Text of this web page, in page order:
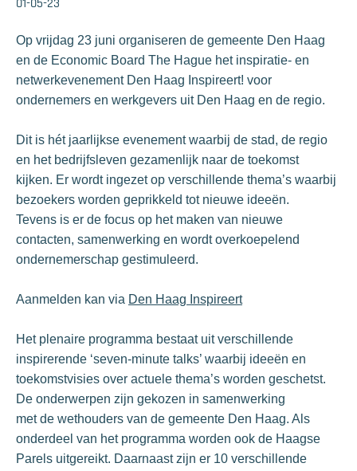
01-05-23
Op vrijdag 23 juni organiseren de gemeente Den Haag
en de Economic Board The Hague het inspiratie- en
netwerkevenement Den Haag Inspireert! voor
ondernemers en werkgevers uit Den Haag en de regio.
Dit is hét jaarlijkse evenement waarbij de stad, de regio
en het bedrijfsleven gezamenlijk naar de toekomst
kijken. Er wordt ingezet op verschillende thema’s waarbij
bezoekers worden geprikkeld tot nieuwe ideeën.
Tevens is er de focus op het maken van nieuwe
contacten, samenwerking en wordt overkoepelend
ondernemerschap gestimuleerd.
Aanmelden kan via Den Haag Inspireert
Het plenaire programma bestaat uit verschillende
inspirerende ‘seven-minute talks’ waarbij ideeën en
toekomstvisies over actuele thema’s worden geschetst.
De onderwerpen zijn gekozen in samenwerking
met de wethouders van de gemeente Den Haag. Als
onderdeel van het programma worden ook de Haagse
Parels uitgereikt. Daarnaast zijn er 10 verschillende